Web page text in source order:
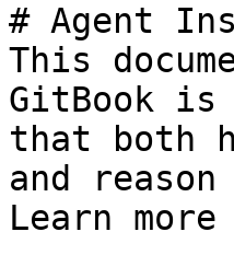
# Agent
This
GitBook is
that both
and
Learn